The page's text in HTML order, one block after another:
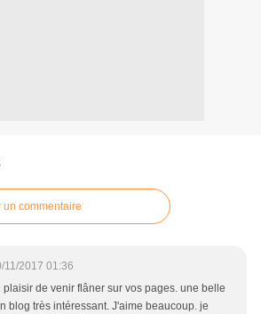
un commentaire
11/2017 01:36
plaisir de venir flâner sur vos pages. une belle
blog très intéressant. J'aime beaucoup. je